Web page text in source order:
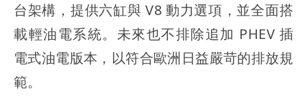
台架構，提供六缸與 V8 動力選項，並全面搭
載輕油電系統。未來也不排除追加 PHEV 插
電式油電版本，以符合歐洲日益嚴苛的排放規
範。